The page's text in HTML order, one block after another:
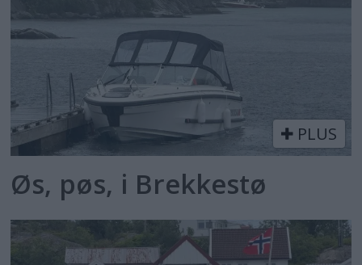
PLUS
Øs, pøs, i Brekkestø